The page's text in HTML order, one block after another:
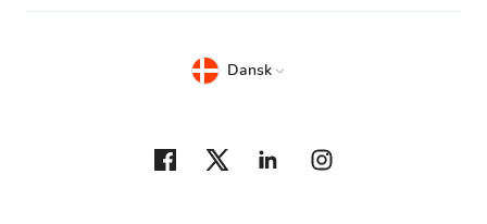
Dansk